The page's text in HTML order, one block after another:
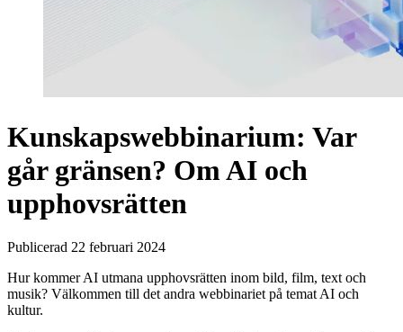
Kunskapswebbinarium: Var
går gränsen? Om AI och
upphovsrätten
Publicerad 22 februari 2024
Hur kommer AI utmana upphovsrätten inom bild, film, text och
musik? Välkommen till det andra webbinariet på temat AI och
kultur.